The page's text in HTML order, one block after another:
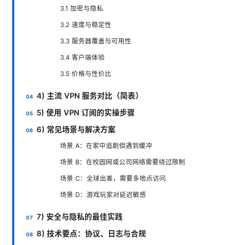
3.1 加密与隐私
3.2 速度与稳定性
3.3 服务器覆盖与可用性
3.4 客户端体验
3.5 价格与性价比
4) 主流 VPN 服务对比（简表）
5) 使用 VPN 订阅的实操步骤
6) 常见场景与解决方案
场景 A：在家中追剧但遇到缓冲
场景 B：在校园网或公司网络需要绕过限制
场景 C：全球出差，需要多地点访问
场景 D：游戏玩家对延迟敏感
7) 安全与隐私的最佳实践
8) 技术要点：协议、日志与合规